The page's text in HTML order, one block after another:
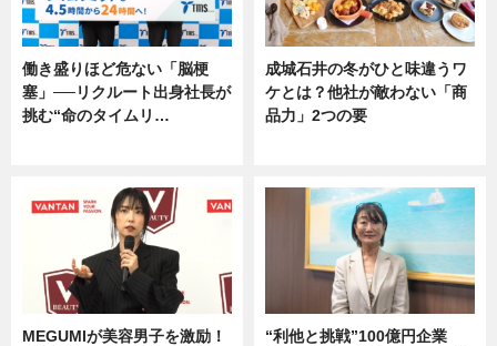
働き盛りほど危ない「脳梗
塞」──リクルート出身社長が
挑む“命のタイムリ…
成城石井の冬がひと味違うワ
ケとは？他社が敵わない「商
品力」2つの要
MEGUMIが美容男子を激励！
“利他と挑戦”100億円企業